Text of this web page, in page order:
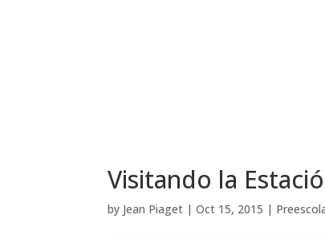
Visitando la
by Jean Piaget |Oct 15, 2015 |